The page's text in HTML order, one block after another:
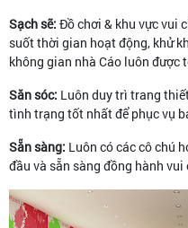
Sạch sẽ: Đồ chơi & khu vực vui
suốt thời gian hoạt động, khử
không gian nhà Cáo luôn được
Săn sóc: Luôn duy trì trang
tình trạng tốt nhất để phục vụ
Sẵn sàng: Luôn có các cô chú
đầu và sẵn sàng đồng hành vui